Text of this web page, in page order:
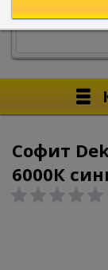
Софит
6000К